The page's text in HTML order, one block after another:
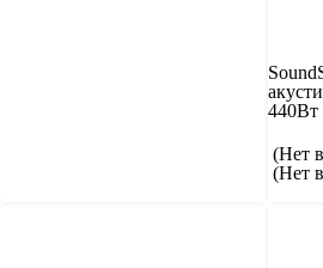
440Вт
(Нет
(Нет